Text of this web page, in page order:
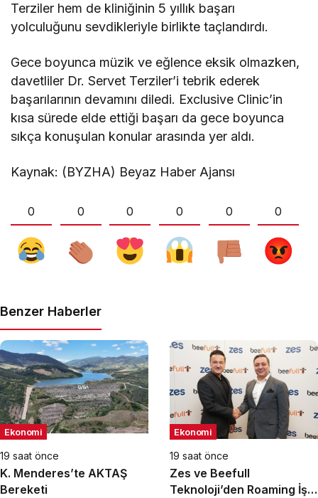
Terziler hem de kliniğinin 5 yıllık başarı
yolculuğunu sevdikleriyle birlikte taçlandırdı.
Gece boyunca müzik ve eğlence eksik olmazken,
davetliler Dr. Servet Terziler’i tebrik ederek
başarılarının devamını diledi. Exclusive Clinic’in
kısa sürede elde ettiği başarı da gece boyunca
sıkça konuşulan konular arasında yer aldı.
Kaynak: (BYZHA) Beyaz Haber Ajansı
0 0 0 0 0 0
Benzer Haberler
Ekonomi
19 saat önce
K. Menderes’te AKTAŞ
Bereketi
Ekonomi
19 saat önce
Zes ve Beefull
Teknoloji’den Roaming İş